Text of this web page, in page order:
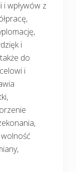
i wpływów z
i
do
i